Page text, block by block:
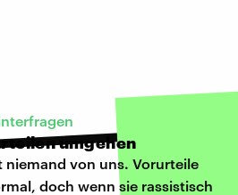
umgehen
von uns. Vorurteile
doch wenn sie rassistisch